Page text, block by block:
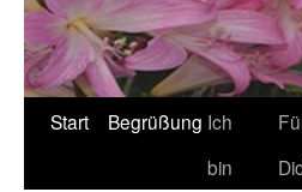
Start Begrüßung Ich
bin